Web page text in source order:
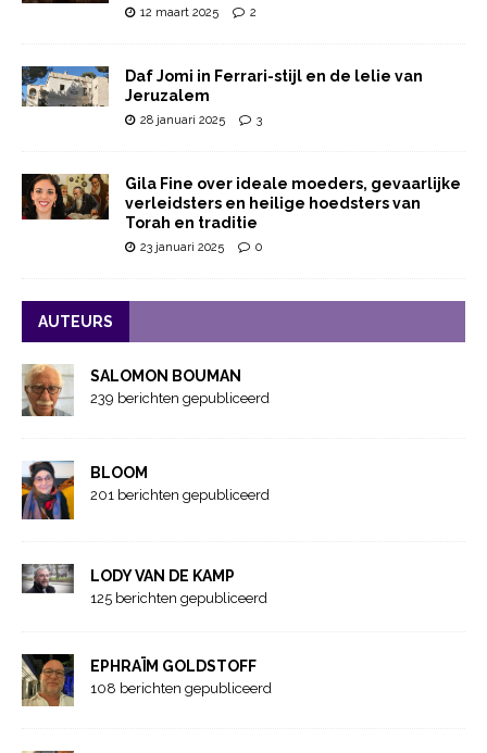
12 maart 2025 2
Daf Jomi in Ferrari-stijl en de lelie van
Jeruzalem
28 januari 2025 3
Gila Fine over ideale moeders, gevaarlijke
verleidsters en heilige hoedsters van
Torah en traditie
23 januari 2025 0
AUTEURS
SALOMON BOUMAN
239 berichten gepubliceerd
BLOOM
201 berichten gepubliceerd
LODY VAN DE KAMP
125 berichten gepubliceerd
EPHRAÏM GOLDSTOFF
108 berichten gepubliceerd